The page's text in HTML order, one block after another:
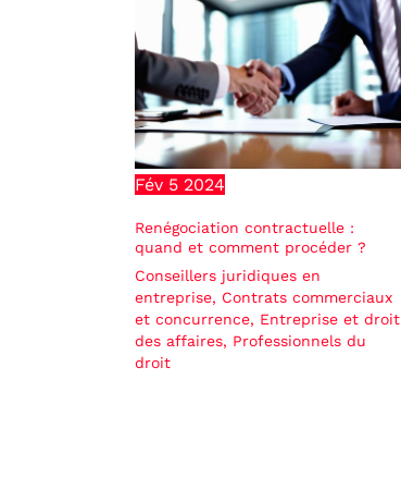
Fév 5 2024
Renégociation contractuelle :
quand et comment procéder ?
Conseillers juridiques en
entreprise, Contrats commerciaux
et concurrence, Entreprise et droit
des affaires, Professionnels du
droit